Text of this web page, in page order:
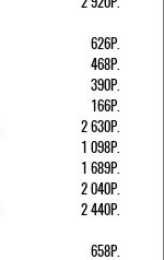
626Р.
468Р.
390Р.
166Р.
2 630Р.
1 098Р.
1 689Р.
2 040Р.
2 440Р.
658Р.